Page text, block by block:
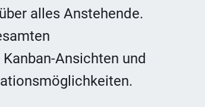
alles Anstehende.
Ansichten und